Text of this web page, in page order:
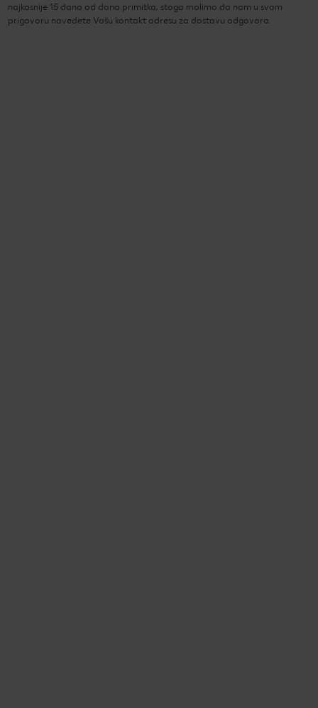
najkasnije 15 dana od dana primitka, stoga molimo da nam u svom
prigovoru navedete Vašu kontakt adresu za dostavu odgovora.